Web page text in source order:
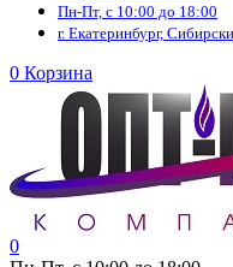
Пн-Пт, с 10:00 до 18:00
г. Екатеринбург,
0 Корзина
0